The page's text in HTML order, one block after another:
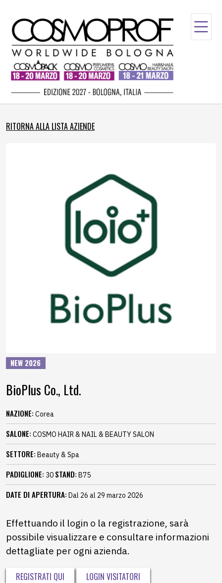
RITORNA ALLA LISTA AZIENDE
NEW 2026
BioPlus Co., Ltd.
NAZIONE: Corea
SALONE: COSMO HAIR & NAIL & BEAUTY SALON
SETTORE: Beauty & Spa
PADIGLIONE: 30 STAND: B75
DATE DI APERTURA: Dal 26 al 29 marzo 2026
Effettuando il login o la registrazione, sarà
possibile visualizzare e consultare informazioni
dettagliate per ogni azienda.
REGISTRATI QUI
LOGIN VISITATORI